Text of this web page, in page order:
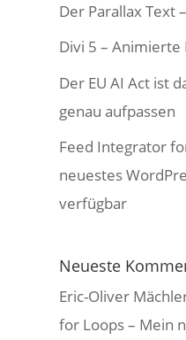
Der Parallax Text
Divi 5 – Animierte
Der EU AI Act ist
genau aufpassen
Feed Integrator
neuestes
verfügbar
Neueste
Eric-Oliver
for Loops – Mein